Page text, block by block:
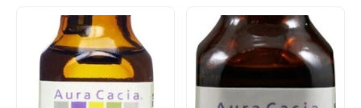
original
R$551,20.
atual
é:
R$402,62.
R$184,12.
R$146,32.